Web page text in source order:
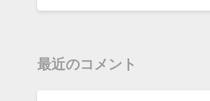
最近のコメント